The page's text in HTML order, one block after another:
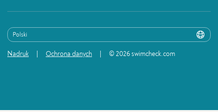
Nadruk Ochrona danych © 2026 swimcheck.com